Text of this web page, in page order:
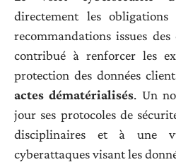
directement les
recommandations issues
contribué à renforcer les
protection des données
actes dématérialisés. Un
jour ses protocoles de
disciplinaires et à une
cyberattaques visant les